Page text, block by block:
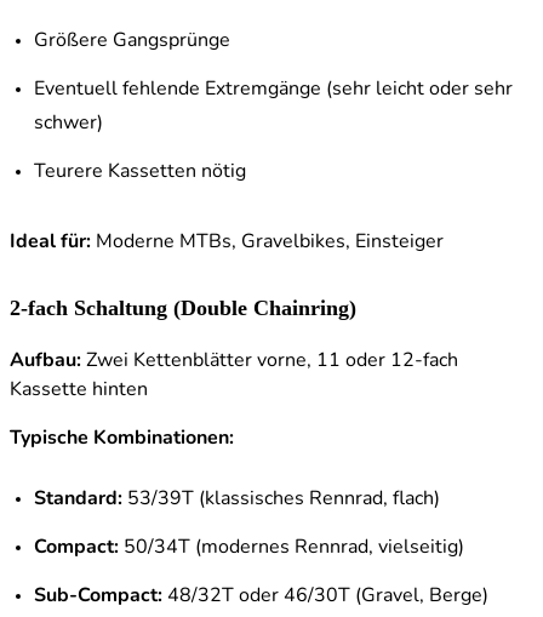
Größere Gangsprünge
Eventuell fehlende Extremgänge (sehr leicht oder sehr
schwer)
Teurere Kassetten nötig
Ideal für: Moderne MTBs, Gravelbikes, Einsteiger
2-fach Schaltung (Double Chainring)
Aufbau: Zwei Kettenblätter vorne, 11 oder 12-fach
Kassette hinten
Typische Kombinationen:
Standard: 53/39T (klassisches Rennrad, flach)
Compact: 50/34T (modernes Rennrad, vielseitig)
Sub-Compact: 48/32T oder 46/30T (Gravel, Berge)